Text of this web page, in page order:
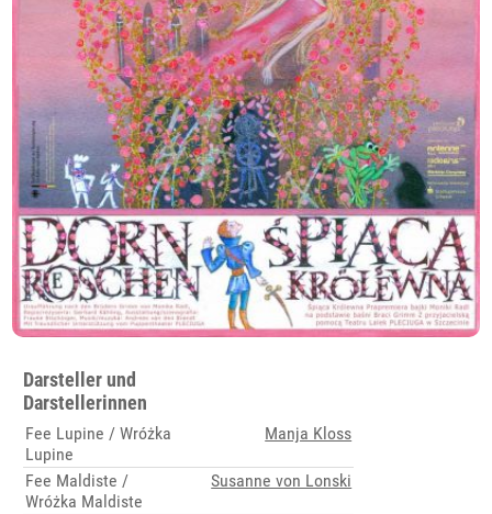
Darsteller und
Darstellerinnen
Fee Lupine / Wróżka
Lupine
Manja Kloss
Fee Maldiste /
Wróżka Maldiste
Susanne von Lonski